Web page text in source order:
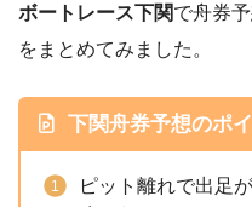
ボートレース下関で舟券
をまとめてみました。
下関舟券予想のポ
ピット離れで出足